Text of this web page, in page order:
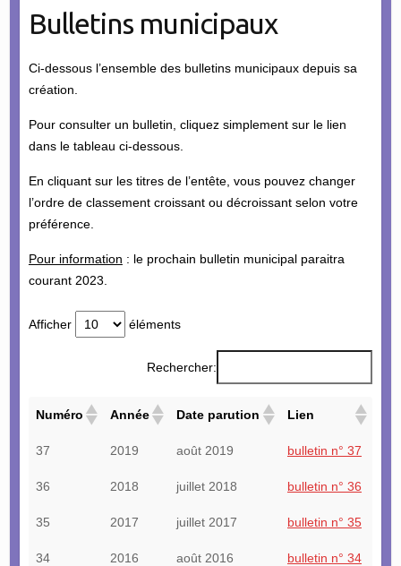
Bulletins municipaux
Ci-dessous l’ensemble des bulletins municipaux depuis sa
création.
Pour consulter un bulletin, cliquez simplement sur le lien
dans le tableau ci-dessous.
En cliquant sur les titres de l’entête, vous pouvez changer
l’ordre de classement croissant ou décroissant selon votre
préférence.
Pour information : le prochain bulletin municipal paraitra
courant 2023.
Afficher éléments
Rechercher:
Numéro Année Date parution Lien
37 2019 août 2019 bulletin n° 37
36 2018 juillet 2018 bulletin n° 36
35 2017 juillet 2017 bulletin n° 35
34 2016 août 2016 bulletin n° 34